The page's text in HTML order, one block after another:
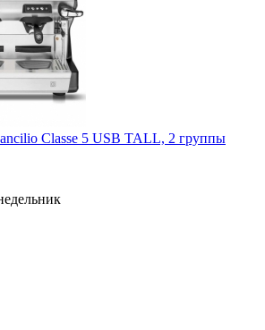
Classe 5 USB TALL, 2 группы